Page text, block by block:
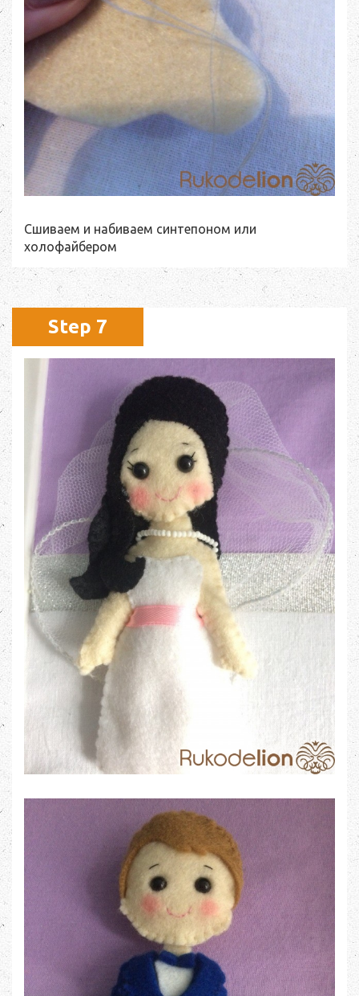
Сшиваем и набиваем синтепоном или
холофайбером
Step 7